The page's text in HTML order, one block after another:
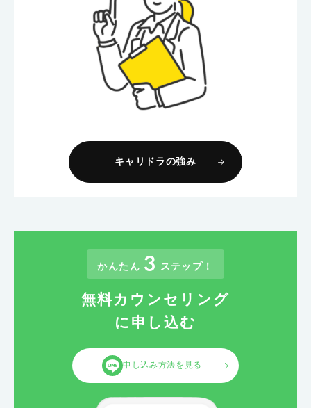
キャリドラの強み
かんたん 3 ステップ！
無料カウンセリング
に申し込む
申し込み方法を見る